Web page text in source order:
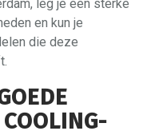
leg je een sterke
en kun je
die deze